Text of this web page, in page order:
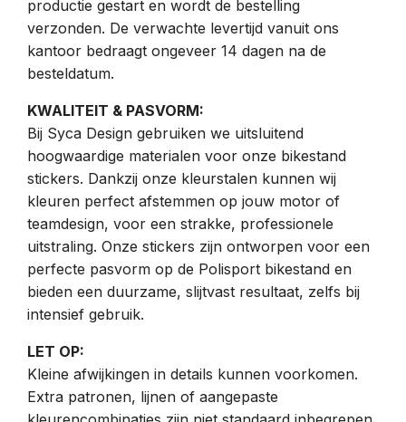
productie gestart en wordt de bestelling
verzonden. De verwachte levertijd vanuit ons
kantoor bedraagt ongeveer 14 dagen na de
besteldatum.
KWALITEIT & PASVORM:
Bij Syca Design gebruiken we uitsluitend
hoogwaardige materialen voor onze bikestand
stickers. Dankzij onze kleurstalen kunnen wij
kleuren perfect afstemmen op jouw motor of
teamdesign, voor een strakke, professionele
uitstraling. Onze stickers zijn ontworpen voor een
perfecte pasvorm op de Polisport bikestand en
bieden een duurzame, slijtvast resultaat, zelfs bij
intensief gebruik.
LET OP:
Kleine afwijkingen in details kunnen voorkomen.
Extra patronen, lijnen of aangepaste